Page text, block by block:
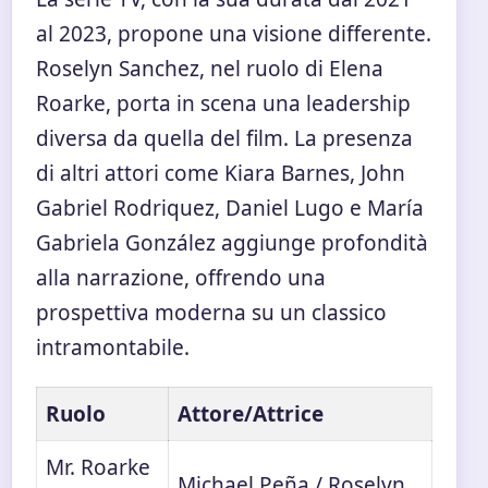
al 2023, propone una visione differente.
Roselyn Sanchez, nel ruolo di Elena
Roarke, porta in scena una leadership
diversa da quella del film. La presenza
di altri attori come Kiara Barnes, John
Gabriel Rodriquez, Daniel Lugo e María
Gabriela González aggiunge profondità
alla narrazione, offrendo una
prospettiva moderna su un classico
intramontabile.
Ruolo
Attore/Attrice
Mr. Roarke